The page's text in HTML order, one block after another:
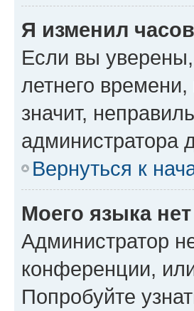
Я изменил
Если вы уверены,
летнего
значит,
администратора
Вернуться к
Моего языка
Администратор
конференции,
Попробуйте